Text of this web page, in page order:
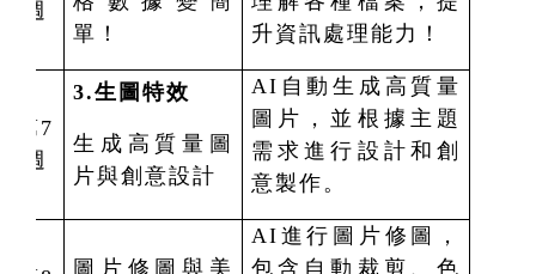
週
單！
升資訊處理能力！
第7
週
3.生圖特效
生成高質量圖
片與創意設計
AI 自動生成高質量
圖片，並根據主題
需求進行設計和創
意製作。
圖片修圖與美
AI 進行圖片修圖，
包含自動裁剪、色